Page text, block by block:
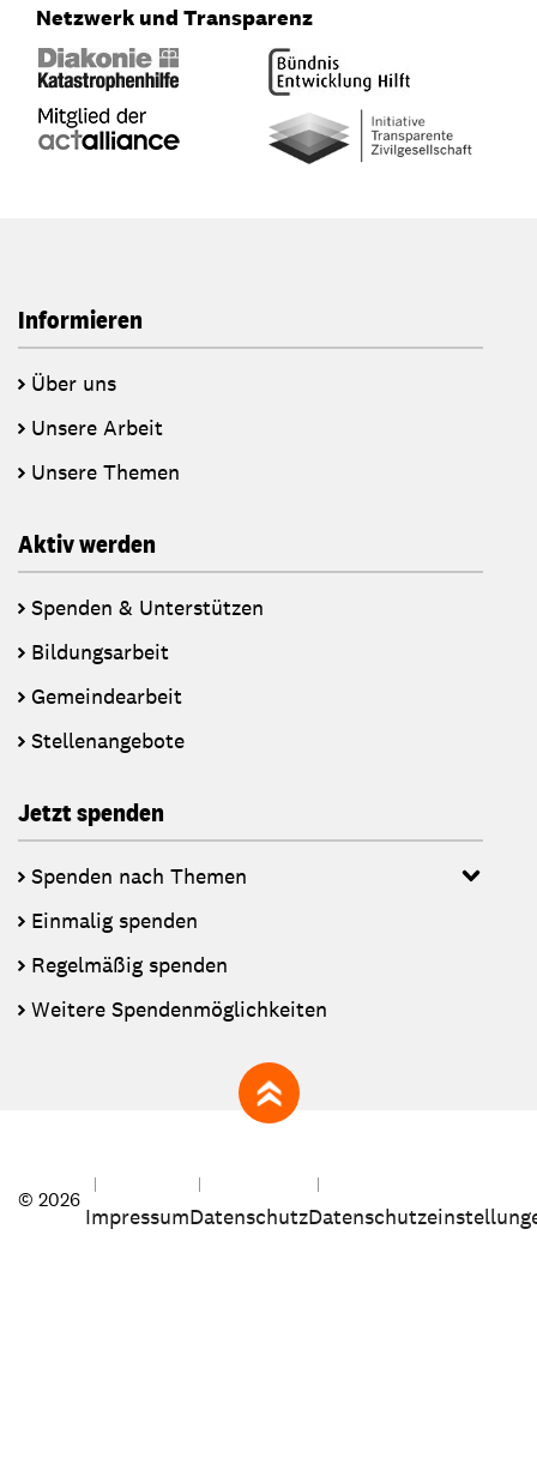
Netzwerk und Transparenz
Informieren
Über uns
Unsere Arbeit
Unsere Themen
Aktiv werden
Spenden & Unterstützen
Bildungsarbeit
Gemeindearbeit
Stellenangebote
Jetzt spenden
Spenden nach Themen
Einmalig spenden
Regelmäßig spenden
Weitere Spendenmöglichkeiten
zum Seitenanfang
© 2026
ImpressumDatenschutz